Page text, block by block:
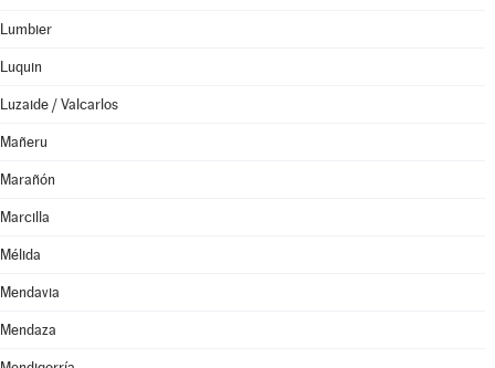
Lumbier
Luquin
Luzaide / Valcarlos
Mañeru
Marañón
Marcilla
Mélida
Mendavia
Mendaza